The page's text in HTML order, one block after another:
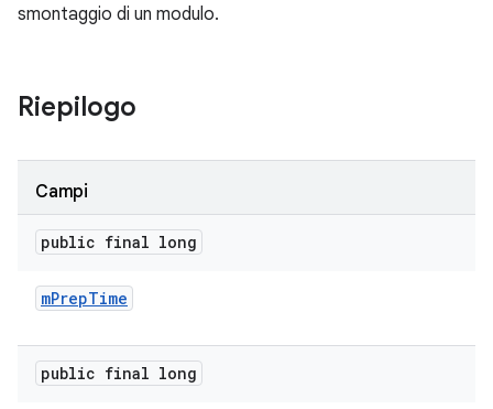
smontaggio di un modulo.
Riepilogo
Campi
public final long
mPrepTime
public final long